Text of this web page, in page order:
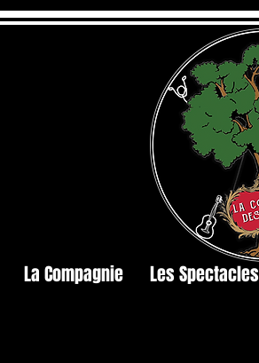
La Compagnie Les Spectacles